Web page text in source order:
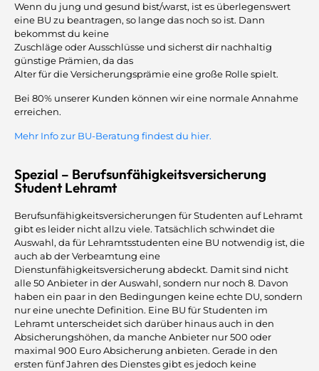
Wenn du jung und gesund bist/warst, ist es überlegenswert
eine BU zu beantragen, so lange das noch so ist. Dann
bekommst du keine
Zuschläge oder Ausschlüsse und sicherst dir nachhaltig
günstige Prämien, da das
Alter für die Versicherungsprämie eine große Rolle spielt.
Bei 80% unserer Kunden können wir eine normale Annahme
erreichen.
Mehr Info zur BU-Beratung findest du hier.
Spezial – Berufsunfähigkeitsversicherung
Student Lehramt
Berufsunfähigkeitsversicherungen für Studenten auf Lehramt
gibt es leider nicht allzu viele. Tatsächlich schwindet die
Auswahl, da für Lehramtsstudenten eine BU notwendig ist, die
auch ab der Verbeamtung eine
Dienstunfähigkeitsversicherung abdeckt. Damit sind nicht
alle 50 Anbieter in der Auswahl, sondern nur noch 8. Davon
haben ein paar in den Bedingungen keine echte DU, sondern
nur eine unechte Definition. Eine BU für Studenten im
Lehramt unterscheidet sich darüber hinaus auch in den
Absicherungshöhen, da manche Anbieter nur 500 oder
maximal 900 Euro Absicherung anbieten. Gerade in den
ersten fünf Jahren des Dienstes gibt es jedoch keine